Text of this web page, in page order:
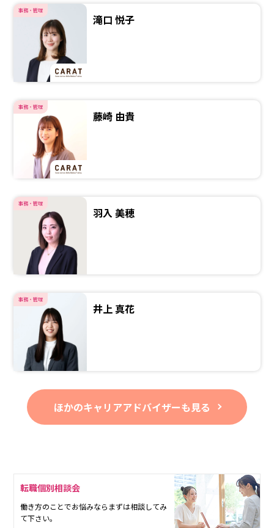
事務・管理
滝口 悦子
事務・管理
藤崎 由貴
事務・管理
羽入 美穂
事務・管理
井上 真花
ほかのキャリアアドバイザーも見る
転職個別相談会
働き方のことでお悩みならまずは相談してみ
て下さい。